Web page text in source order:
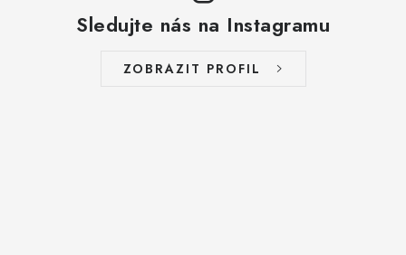
Sledujte nás na Instagramu
ZOBRAZIT PROFIL